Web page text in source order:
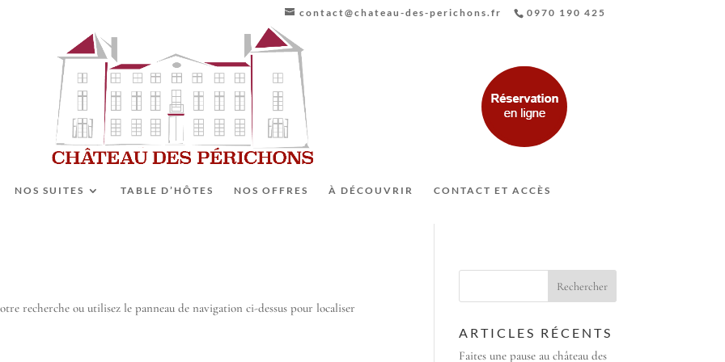
0970 190 425
contact@chateau-des-perichons.fr
NOS SUITES TABLE D’HÔTES NOS OFFRES À DÉCOUVRIR CONTACT ET ACCÈS
recherche ou utilisez le panneau de navigation ci-dessus pour localiser
ARTICLES RÉCENTS
Faites une pause au château des